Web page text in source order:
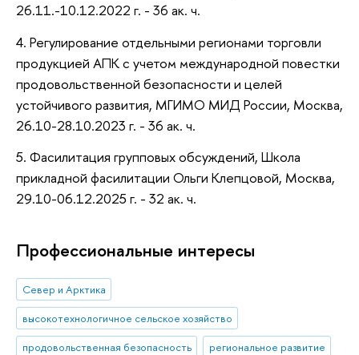
26.11.-10.12.2022 г. - 36 ак. ч.
4. Регулирование отдельными регионами торговли
продукцией АПК с учетом международной повестки
продовольственной безопасности и целей
устойчивого развития, МГИМО МИД России, Москва,
26.10-28.10.2023 г. - 36 ак. ч.
5. Фасилитация групповых обсуждений, Школа
прикладной фасилитации Ольги Клепцовой, Москва,
29.10-06.12.2025 г. - 32 ак. ч.
Профессиональные интересы
Север и Арктика
высокотехнологичное сельское хозяйство
продовольственная безопасность
региональное развитие